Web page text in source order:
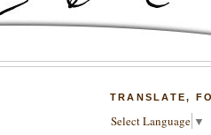
TRANSLATE,
Select Language ▼